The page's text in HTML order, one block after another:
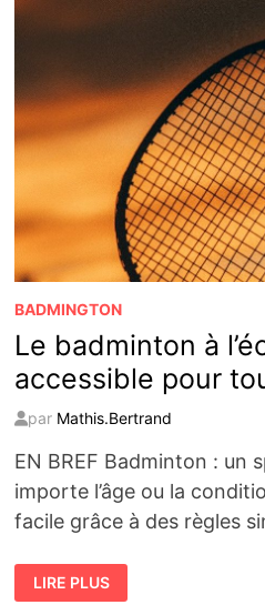
BADMINGTON
Le badminton à
accessible pour
par Mathis.Bertrand
EN BREF Badminton : un
importe l’âge ou la
facile grâce à des règles
LE
BADMINTON
À
LIRE PLUS